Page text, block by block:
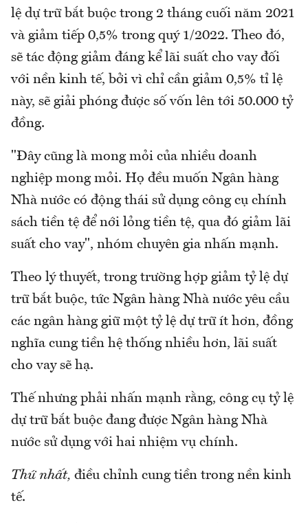
lệ dự trữ bắt buộc trong 2 tháng cuối năm 2021
và giảm tiếp 0,5% trong quý 1/2022. Theo đó,
sẽ tác động giảm đáng kể lãi suất cho vay đối
với nền kinh tế, bởi vì chỉ cần giảm 0,5% tỉ lệ
này, sẽ giải phóng được số vốn lên tới 50.000 tỷ
đồng.
"Đây cũng là mong mỏi của nhiều doanh
nghiệp mong mỏi. Họ đều muốn Ngân hàng
Nhà nước có động thái sử dụng công cụ chính
sách tiền tệ để nới lỏng tiền tệ, qua đó giảm lãi
suất cho vay", nhóm chuyên gia nhấn mạnh.
Theo lý thuyết, trong trường hợp giảm tỷ lệ dự
trữ bắt buộc, tức Ngân hàng Nhà nước yêu cầu
các ngân hàng giữ một tỷ lệ dự trữ ít hơn, đồng
nghĩa cung tiền hệ thống nhiều hơn, lãi suất
cho vay sẽ hạ.
Thế nhưng phải nhấn mạnh rằng, công cụ tỷ lệ
dự trữ bắt buộc đang được Ngân hàng Nhà
nước sử dụng với hai nhiệm vụ chính.
Thứ nhất, điều chỉnh cung tiền trong nền kinh
tế.